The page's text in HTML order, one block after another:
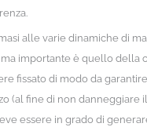
alle varie dinamiche di
importante è quello della
fissato di modo da
(al fine di non danneggiare
essere in grado di